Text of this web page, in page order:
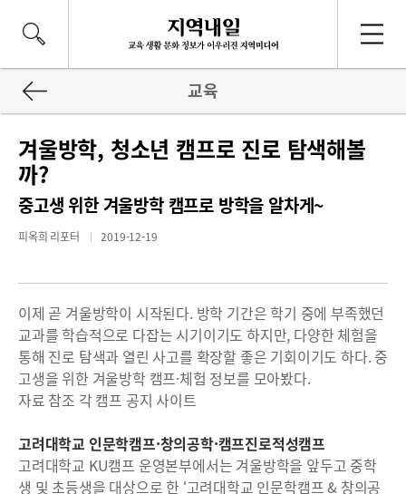
교육
겨울방학, 청소년 캠프로 진로 탐색해볼
까?
중고생 위한 겨울방학 캠프로 방학을 알차게~
피옥희 리포터 2019-12-19
이제 곧 겨울방학이 시작된다. 방학 기간은 학기 중에 부족했던
교과를 학습적으로 다잡는 시기이기도 하지만, 다양한 체험을
통해 진로 탐색과 열린 사고를 확장할 좋은 기회이기도 하다. 중
고생을 위한 겨울방학 캠프·체험 정보를 모아봤다.
자료 참조 각 캠프 공지 사이트
고려대학교 인문학캠프·창의공학·캠프진로적성캠프
고려대학교 KU캠프 운영본부에서는 겨울방학을 앞두고 중학
생 및 초등생을 대상으로 한 ‘고려대학교 인문학캠프 & 창의공